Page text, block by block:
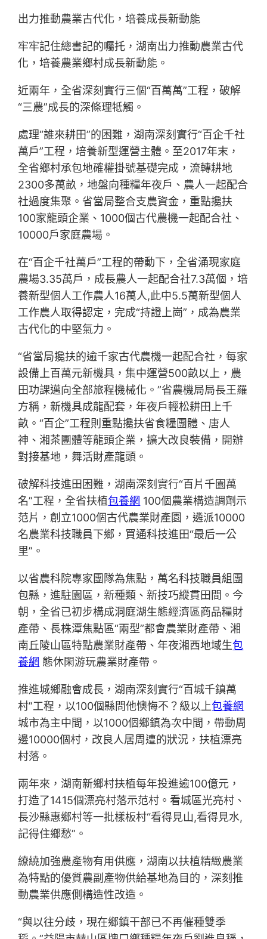
出力推動農業古代化，培養成長新動能
牢牢記住總書記的囑托，湖南出力推動農業古代
化，培養農業鄉村成長新動能。
近兩年，全省深刻實行三個“百萬萬”工程，破解
“三農”成長的深條理牴觸。
處理“誰來耕田”的困難，湖南深刻實行“百企千社
萬戶”工程，培養新型運營主體。至2017年末，
全省鄉村承包地確權掛號基礎完成，流轉耕地
2300多萬畝，地盤向種糧年夜戶、農人一起配合
社過度集聚。省當局整合支農資金，重點攙扶
100家龍頭企業、1000個古代農機一起配合社、
10000戶家庭農場。
在“百企千社萬戶”工程的帶動下，全省涌現家庭
農場3.35萬戶，成長農人一起配合社7.3萬個，培
養新型個人工作農人16萬人,此中5.5萬新型個人
工作農人取得認定，完成“持證上崗”，成為農業
古代化的中堅氣力。
“省當局攙扶的逾千家古代農機一起配合社，每家
設備上百萬元新機具，集中運營500畝以上，農
田功課邁向全部旅程機械化。”省農機局局長王羅
方稱，新機具成龍配套，年夜戶輕松耕田上千
畝。“百企”工程則重點攙扶省食糧團體、唐人
神、湘茶團體等龍頭企業，擴大改良裝備，開辦
對接基地，舞活財產龍頭。
破解科技進田困難，湖南深刻實行“百片千園萬
名”工程，全省扶植包養網 100個農業構造調劑示
范片，創立1000個古代農業財產園，遴派10000
名農業科技職員下鄉，買通科技進田“最后一公
里”。
以省農科院專家團隊為焦點，萬名科技職員組團
包縣，進駐園區，新種類、新技巧縱貫田間。今
朝，全省已初步構成洞庭湖生態經濟區商品糧財
產帶、長株潭焦點區“兩型”都會農業財產帶、湘
南丘陵山區特點農業財產帶、年夜湘西地域生包
養網 態休閑游玩農業財產帶。
推進城鄉融會成長，湖南深刻實行“百城千鎮萬
村”工程，以100個縣問他懊悔不？級以上包養網
城市為主中間，以1000個鄉鎮為次中間，帶動周
邊10000個村，改良人居周遭的狀況，扶植漂亮
村落。
兩年來，湖南新鄉村扶植每年投進逾100億元，
打造了1415個漂亮村落示范村。看城區光亮村、
長沙縣惠鄉村等一批樣板村“看得見山,看得見水,
記得住鄉愁”。
繚繞加強農產物有用供應，湖南以扶植精緻農業
為特點的優質農副產物供給基地為目的，深刻推
動農業供應側構造性改造。
“與以往分歧，現在鄉鎮干部已不再催種雙季